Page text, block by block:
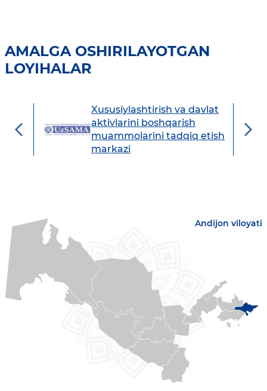
AMALGA OSHIRILAYOTGAN
LOYIHALAR
Xususiylashtirish va davlat
aktivlarini boshqarish
muammolarini tadqiq etish
markazi
Andijon viloyati